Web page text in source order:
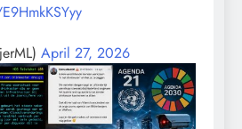
April 27, 2026